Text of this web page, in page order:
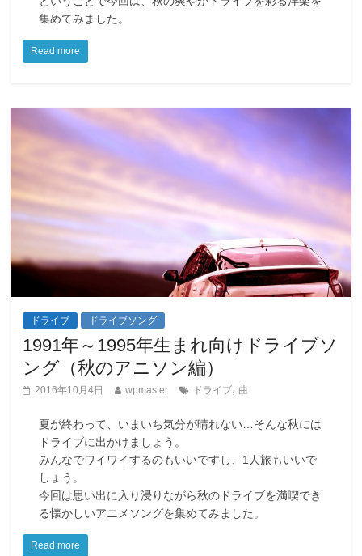
集めてみました。
Read more
ドライブ ドライブソング
1991年～1995年生まれ向けドライブソ
ング（秋のアニソン編）
2016年10月4日 wpmaster ドライブ, 曲
夏が終わって、いまいち気分が晴れない…そんな秋には
ドライブに出かけましょう。
みんなでワイワイするのもいいですし、1人旅もいいで
しょう。
今回は思い出に入り浸りながら秋のドライブを満喫でき
る懐かしいアニメソングを集めてみました。
Read more